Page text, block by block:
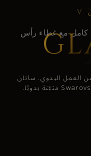
كامل. 800 ساعة من العمل اليدوي. ساتان